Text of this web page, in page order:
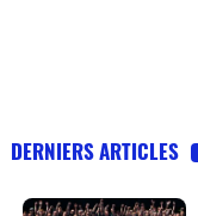
DERNIERS ARTICLES